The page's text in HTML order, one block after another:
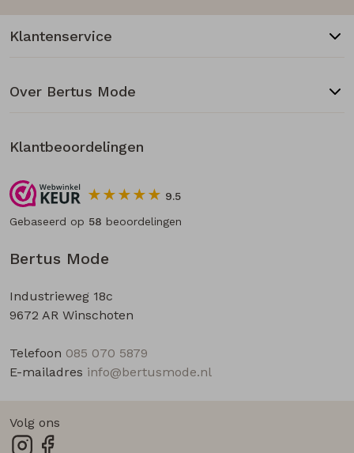
Bertus Mode
Industrieweg 18c
9672 AR Winschoten
Telefoon 085 070 5879
E-mailadres info@bertusmode.nl
Klantenservice
Over Bertus Mode
Klantbeoordelingen
9.5
Gebaseerd op 58 beoordelingen
Volg ons